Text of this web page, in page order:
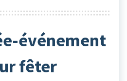
événement
fêter